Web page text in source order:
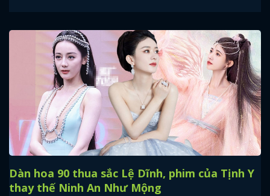
Dàn hoa 90 thua sắc Lệ Dĩnh, phim của Tịnh Y
thay thế Ninh An Như Mộng